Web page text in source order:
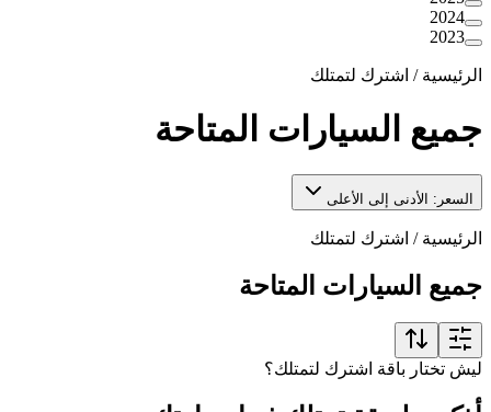
2024
2023
الرئيسية / اشترك لتمتلك
جميع السيارات المتاحة
السعر: الأدنى إلى الأعلى
الرئيسية / اشترك لتمتلك
جميع السيارات المتاحة
ليش تختار باقة اشترك لتمتلك؟